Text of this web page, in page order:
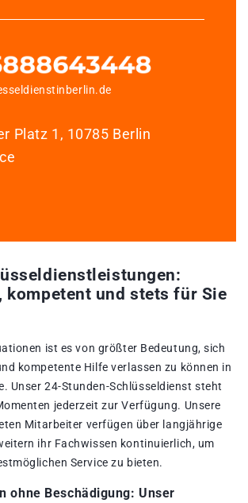
Platz 1, 10785 Berlin
kompetent und stets für Sie
ist es von größter Bedeutung, sich
kompetente Hilfe verlassen zu können in
Unser 24-Stunden-Schlüsseldienst steht
jederzeit zur Verfügung. Unsere
Mitarbeiter verfügen über langjährige
ihr Fachwissen kontinuierlich, um
Service zu bieten.
ohne Beschädigung: Unser